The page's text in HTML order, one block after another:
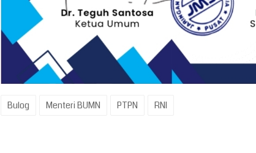
Bulog Menteri BUMN PTPN RNI